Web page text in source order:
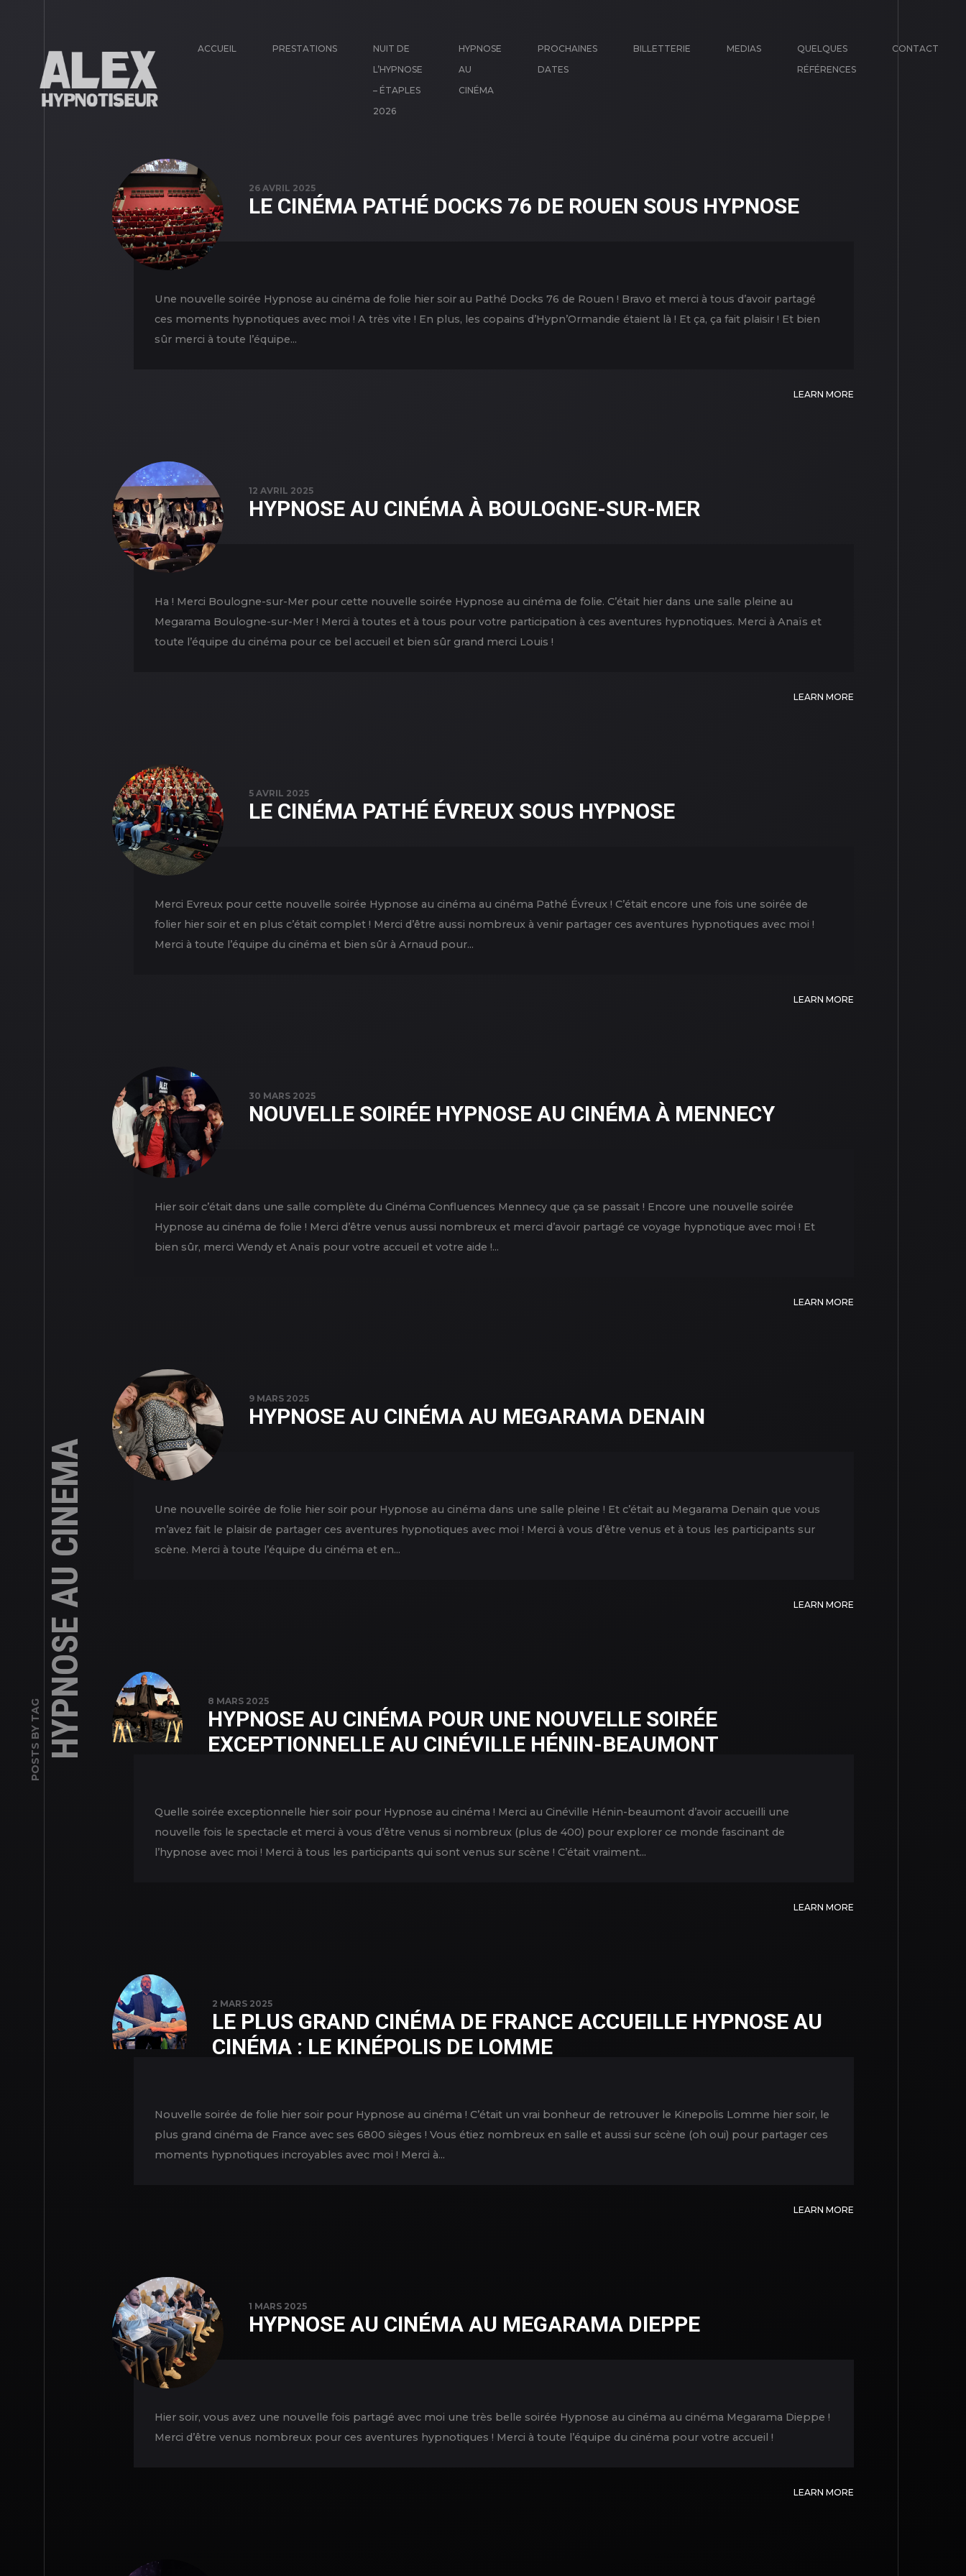
ACCUEIL PRESTATIONS
NUIT DE
L’HYPNOSE
– ÉTAPLES
2026
HYPNOSE
AU
CINÉMA
PROCHAINES
DATES
BILLETTERIE MEDIAS
QUELQUES
RÉFÉRENCES
CONTACT
POSTS BY TAGHYPNOSE AU CINEMA
26 AVRIL 2025
LE CINÉMA PATHÉ DOCKS 76 DE ROUEN SOUS HYPNOSE
Une nouvelle soirée Hypnose au cinéma de folie hier soir au Pathé Docks 76 de Rouen ! Bravo et merci à tous d’avoir partagé
ces moments hypnotiques avec moi ! A très vite ! En plus, les copains d’Hypn’Ormandie étaient là ! Et ça, ça fait plaisir ! Et bien
sûr merci à toute l’équipe...
LEARN MORE
12 AVRIL 2025
HYPNOSE AU CINÉMA À BOULOGNE-SUR-MER
Ha ! Merci Boulogne-sur-Mer pour cette nouvelle soirée Hypnose au cinéma de folie. C’était hier dans une salle pleine au
Megarama Boulogne-sur-Mer ! Merci à toutes et à tous pour votre participation à ces aventures hypnotiques. Merci à Anaïs et
toute l’équipe du cinéma pour ce bel accueil et bien sûr grand merci Louis !
LEARN MORE
5 AVRIL 2025
LE CINÉMA PATHÉ ÉVREUX SOUS HYPNOSE
Merci Evreux pour cette nouvelle soirée Hypnose au cinéma au cinéma Pathé Évreux ! C’était encore une fois une soirée de
folier hier soir et en plus c’était complet ! Merci d’être aussi nombreux à venir partager ces aventures hypnotiques avec moi !
Merci à toute l’équipe du cinéma et bien sûr à Arnaud pour...
LEARN MORE
30 MARS 2025
NOUVELLE SOIRÉE HYPNOSE AU CINÉMA À MENNECY
Hier soir c’était dans une salle complète du Cinéma Confluences Mennecy que ça se passait ! Encore une nouvelle soirée
Hypnose au cinéma de folie ! Merci d’être venus aussi nombreux et merci d’avoir partagé ce voyage hypnotique avec moi ! Et
bien sûr, merci Wendy et Anaïs pour votre accueil et votre aide !...
LEARN MORE
9 MARS 2025
HYPNOSE AU CINÉMA AU MEGARAMA DENAIN
Une nouvelle soirée de folie hier soir pour Hypnose au cinéma dans une salle pleine ! Et c’était au Megarama Denain que vous
m’avez fait le plaisir de partager ces aventures hypnotiques avec moi ! Merci à vous d’être venus et à tous les participants sur
scène. Merci à toute l’équipe du cinéma et en...
LEARN MORE
8 MARS 2025
HYPNOSE AU CINÉMA POUR UNE NOUVELLE SOIRÉE
EXCEPTIONNELLE AU CINÉVILLE HÉNIN-BEAUMONT
Quelle soirée exceptionnelle hier soir pour Hypnose au cinéma ! Merci au Cinéville Hénin-beaumont d’avoir accueilli une
nouvelle fois le spectacle et merci à vous d’être venus si nombreux (plus de 400) pour explorer ce monde fascinant de
l’hypnose avec moi ! Merci à tous les participants qui sont venus sur scène ! C’était vraiment...
LEARN MORE
2 MARS 2025
LE PLUS GRAND CINÉMA DE FRANCE ACCUEILLE HYPNOSE AU
CINÉMA : LE KINÉPOLIS DE LOMME
Nouvelle soirée de folie hier soir pour Hypnose au cinéma ! C’était un vrai bonheur de retrouver le Kinepolis Lomme hier soir, le
plus grand cinéma de France avec ses 6800 sièges ! Vous étiez nombreux en salle et aussi sur scène (oh oui) pour partager ces
moments hypnotiques incroyables avec moi ! Merci à...
LEARN MORE
1 MARS 2025
HYPNOSE AU CINÉMA AU MEGARAMA DIEPPE
Hier soir, vous avez une nouvelle fois partagé avec moi une très belle soirée Hypnose au cinéma au cinéma Megarama Dieppe !
Merci d’être venus nombreux pour ces aventures hypnotiques ! Merci à toute l’équipe du cinéma pour votre accueil !
LEARN MORE